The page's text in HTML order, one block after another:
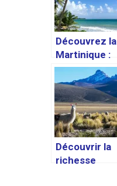
Découvrez la
Martinique :
Les endroits
ne pas
manquer lors
de votre
voyage sur
Découvrir la
richesse